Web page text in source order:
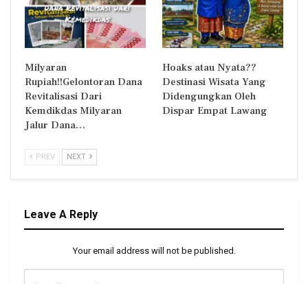
Milyaran
Rupiah!!Gelontoran Dana
Revitalisasi Dari
Kemdikdas Milyaran
Jalur Dana…
Hoaks atau Nyata??
Destinasi Wisata Yang
Didengungkan Oleh
Dispar Empat Lawang
PREV NEXT
Leave A Reply
Your email address will not be published.